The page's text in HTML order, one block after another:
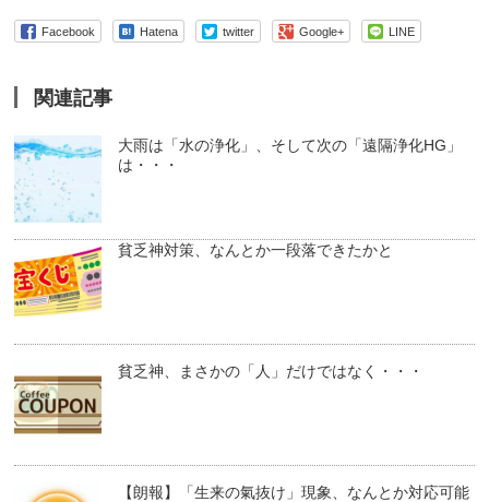
Facebook Hatena twitter Google+ LINE
関連記事
大雨は「水の浄化」、そして次の「遠隔浄化HG」
は・・・
貧乏神対策、なんとか一段落できたかと
貧乏神、まさかの「人」だけではなく・・・
【朗報】「生来の氣抜け」現象、なんとか対応可能